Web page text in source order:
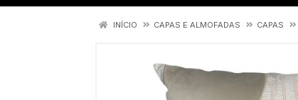
INÍCIO CAPAS E ALMOFADAS CAPAS